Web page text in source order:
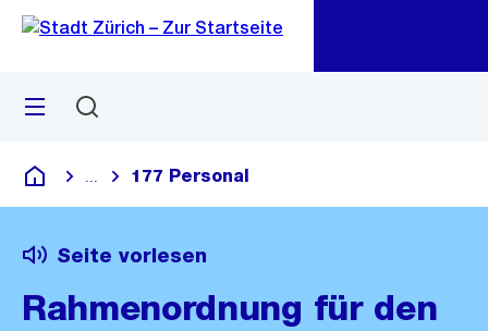
Navigation
Sprunglink
Menü
Deutsch
Blende alle Breadcrumbs ein
177 Personal
Seite vorlesen
Rahmenordnung für den